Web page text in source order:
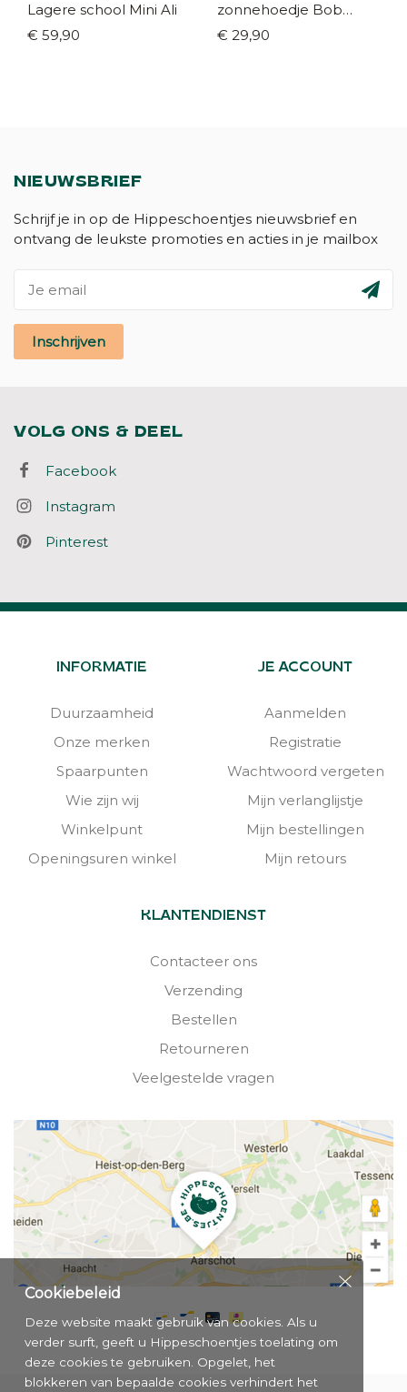
Lagere school Mini Ali
€ 59,90
zonnehoedje Bob
Leopard#7
€ 29,90
NIEUWSBRIEF
Schrijf je in op de Hippeschoentjes nieuwsbrief en
ontvang de leukste promoties en acties in je mailbox
Inschrijven
VOLG ONS & DEEL
Facebook
Instagram
Pinterest
INFORMATIE
Duurzaamheid
Onze merken
Spaarpunten
Wie zijn wij
Winkelpunt
Openingsuren winkel
JE ACCOUNT
Aanmelden
Registratie
Wachtwoord vergeten
Mijn verlanglijstje
Mijn bestellingen
Mijn retours
KLANTENDIENST
Contacteer ons
Verzending
Bestellen
Retourneren
Veelgestelde vragen
Cookiebeleid
Deze website maakt gebruik van cookies. Als u
verder surft, geeft u Hippeschoentjes toelating om
deze cookies te gebruiken. Opgelet, het
blokkeren van bepaalde cookies verhindert het